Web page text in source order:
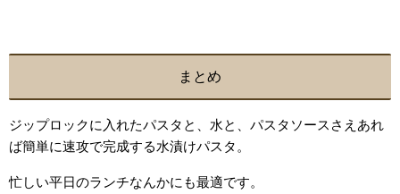
まとめ
ジップロックに入れたパスタと、水と、パスタソースさえあれ
ば簡単に速攻で完成する水漬けパスタ。
忙しい平日のランチなんかにも最適です。